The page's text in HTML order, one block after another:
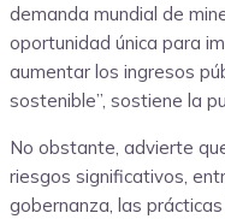
demanda mundial de
oportunidad única para
aumentar los ingresos
sostenible”, sostiene la
No obstante, advierte
riesgos significativos,
gobernanza, las